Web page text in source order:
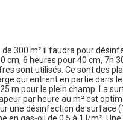
300 m² il faudra pour
cm, 6 heures pour 40 cm, 7h
sont utilisés. Ce sont des
qui entrent en partie dans
m pour le plein champ. La
par heure au m² est
une désinfection de surface
en gas-oil de 0,5 à 1 l/m².